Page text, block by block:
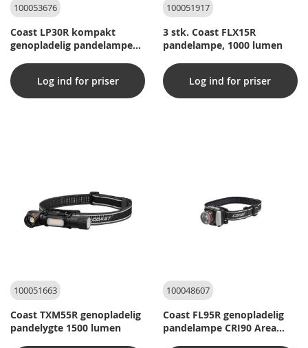
100053676
Coast LP30R kompakt
genopladelig pandelampe
lumen
Log ind for priser
100051917
3 stk. Coast FLX15R
pandelampe, 1000 lumen
Log ind for priser
100051663
Coast TXM55R genopladelig
pandelygte 1500 lumen
100048607
Coast FL95R genopladelig
pandelampe CRI90 Area